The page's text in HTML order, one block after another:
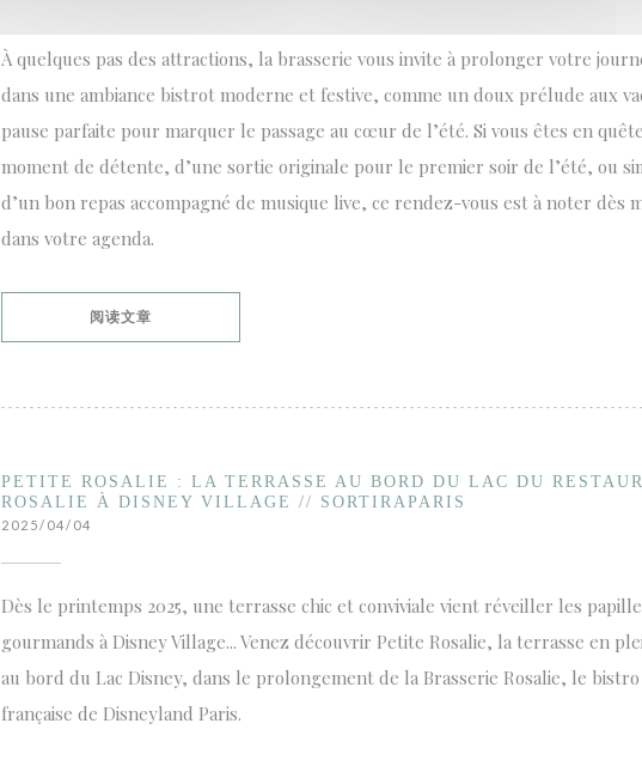
À quelques pas des attractions, la brasserie vous invite à prolonger votre
dans une ambiance bistrot moderne et festive, comme un doux prélude aux
pause parfaite pour marquer le passage au cœur de l’été. Si vous êtes en
moment de détente, d’une sortie originale pour le premier soir de l’été, ou
d’un bon repas accompagné de musique live, ce rendez-vous est à noter dès
dans votre agenda.
阅读文章((在新窗口中打开))
PETITE ROSALIE : LA TERRASSE AU BORD DU LAC DU
ROSALIE À DISNEY VILLAGE // SORTIRAPARIS
2025/04/04
Dès le printemps 2025, une terrasse chic et conviviale vient réveiller les
gourmands à Disney Village... Venez découvrir Petite Rosalie, la terrasse en
au bord du Lac Disney, dans le prolongement de la Brasserie Rosalie, le bistro
française de Disneyland Paris.